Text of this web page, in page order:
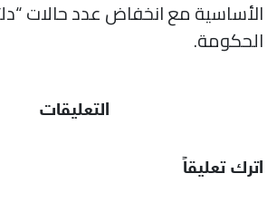
الأساسية مع انخفاض عدد حالات
الحكومة.
التعليقات
اترك تعليقاً